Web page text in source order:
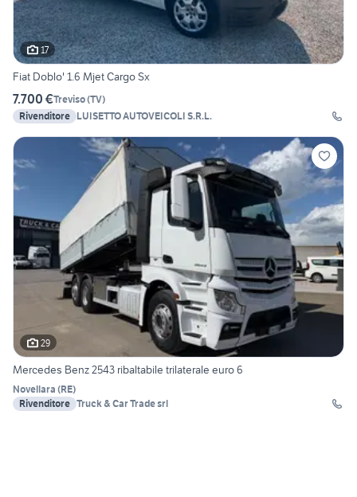
17
Fiat Doblo' 1.6 Mjet Cargo Sx
7.700 €Treviso(TV)
Rivenditore LUISETTO AUTOVEICOLI S.R.L.
29
Mercedes Benz 2543 ribaltabile trilaterale euro 6
Novellara (RE)
Rivenditore Truck & Car Trade srl